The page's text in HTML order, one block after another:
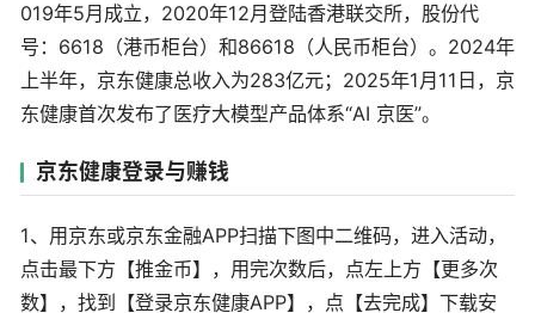
019年5月成立，2020年12月登陆香港联交所，股份代
号：6618（港币柜台）和86618（人民币柜台）。2024年
上半年，京东健康总收入为283亿元；2025年1月11日，京
东健康首次发布了医疗大模型产品体系“AI 京医”。
京东健康登录与赚钱
1、用京东或京东金融APP扫描下图中二维码，进入活动，
点击最下方【推金币】，用完次数后，点左上方【更多次
数】，找到【登录京东健康APP】，点【去完成】下载安